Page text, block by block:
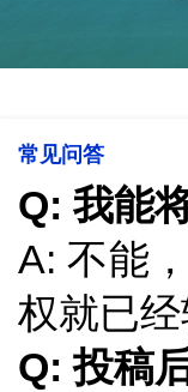
常见问答
Q: 我能
A: 不能
权就已经
Q: 投稿